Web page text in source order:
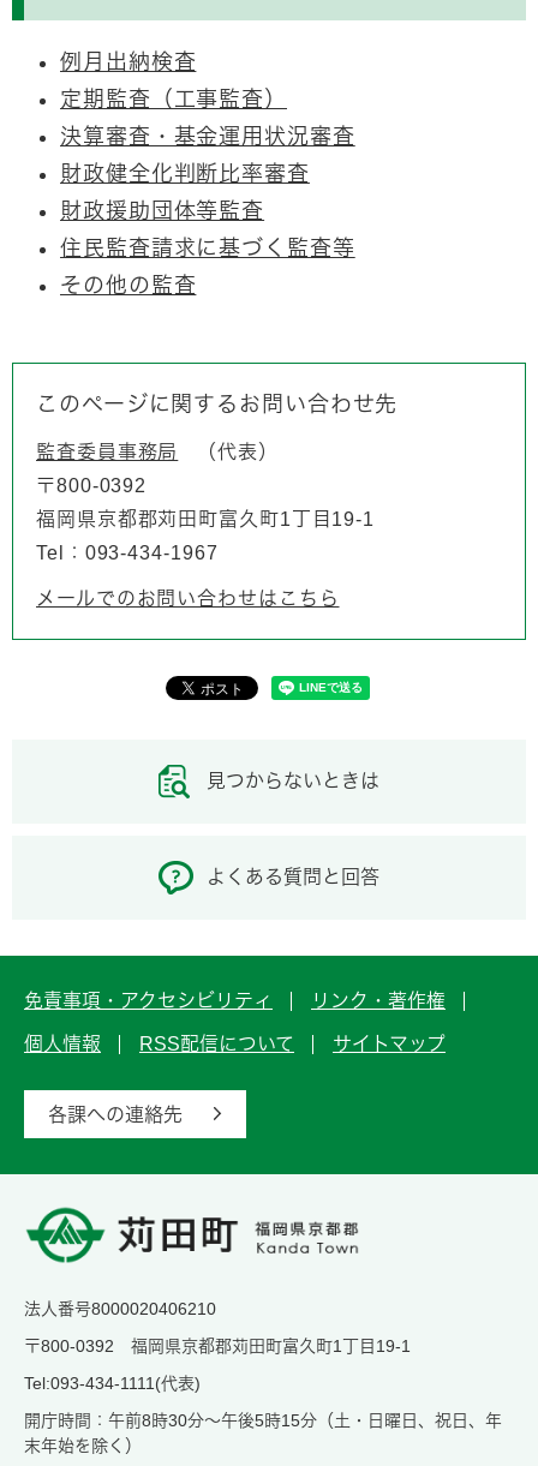
例月出納検査
定期監査（工事監査）
決算審査・基金運用状況審査
財政健全化判断比率審査
財政援助団体等監査
住民監査請求に基づく監査等
その他の監査
このページに関するお問い合わせ先
監査委員事務局
代表
〒800-0392
福岡県京都郡苅田町富久町1丁目19-1
Tel：093-434-1967
メールでのお問い合わせはこちら
見つからないときは
よくある質問と回答
免責事項・アクセシビリティ リンク・著作権
個人情報 RSS配信について サイトマップ
各課への連絡先
法人番号8000020406210
〒800-0392 福岡県京都郡苅田町富久町1丁目19-1
Tel:093-434-1111(代表)
開庁時間：午前8時30分～午後5時15分（土・日曜日、祝日、年
末年始を除く）